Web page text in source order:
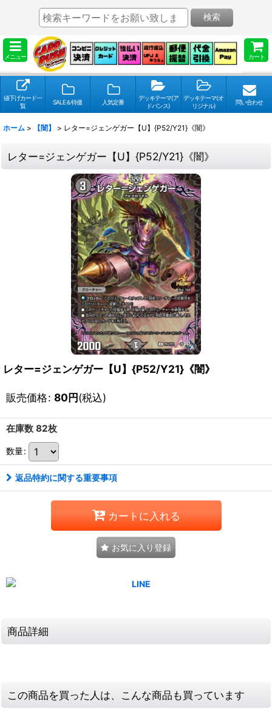
メニュー カート
検索
値下げカード一
覧
SALE＆特価 人気定番
デッキテーマ(ア
ドバンス)
デッキテーマ(オ
リジナル)
問い合わせ
ホーム > 【闇】 > レター=ジェンゲガー【U】{P52/Y21}《闇》
レター=ジェンゲガー【U】{P52/Y21}《闇》
レター=ジェンゲガー【U】{P52/Y21}《闇》
販売価格: 80円(税込)
在庫数 82枚
数量:
返品特約に関する重要事項
カートに入れる
お気に入り登録
商品詳細
この商品を買った人は、こんな商品も買っています